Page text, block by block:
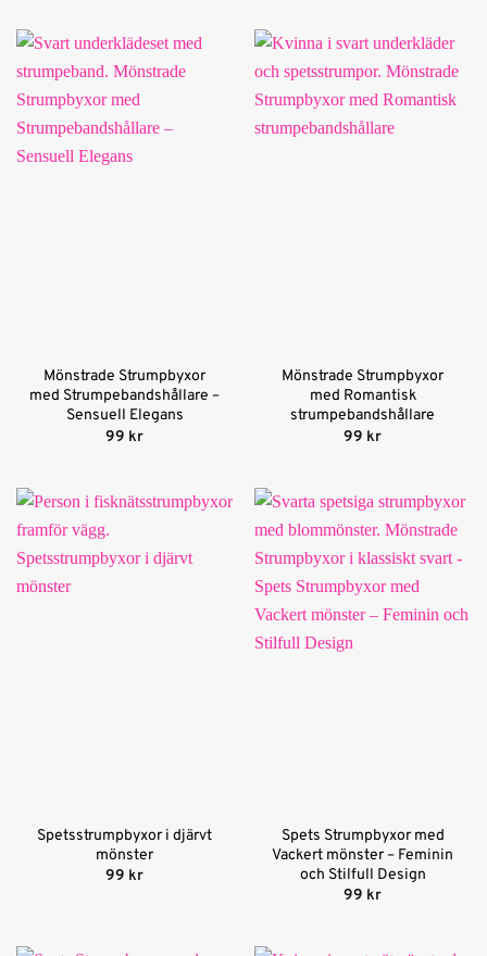
Mönstrade Strumpbyxor
med Strumpebandshållare –
Sensuell Elegans
99 kr
Mönstrade Strumpbyxor
med Romantisk
strumpebandshållare
99 kr
Spetsstrumpbyxor i djärvt
mönster
99 kr
Spets Strumpbyxor med
Vackert mönster – Feminin
och Stilfull Design
99 kr